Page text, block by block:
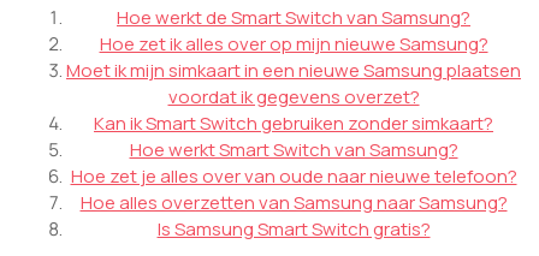
Hoe werkt de Smart Switch van Samsung?
Hoe zet ik alles over op mijn nieuwe Samsung?
Moet ik mijn simkaart in een nieuwe Samsung plaatsen
voordat ik gegevens overzet?
Kan ik Smart Switch gebruiken zonder simkaart?
Hoe werkt Smart Switch van Samsung?
Hoe zet je alles over van oude naar nieuwe telefoon?
Hoe alles overzetten van Samsung naar Samsung?
Is Samsung Smart Switch gratis?